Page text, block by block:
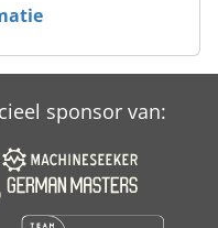
sponsor van: